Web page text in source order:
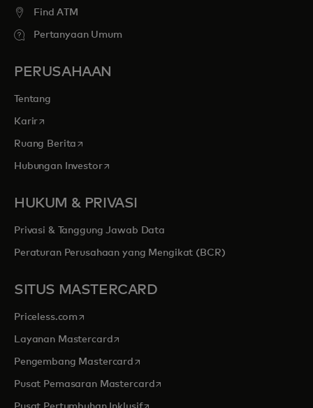
Find ATM
Pertanyaan Umum
PERUSAHAAN
Tentang
Kariropens in a new tab
Ruang Berita opens in a new tab
Hubungan Investoropens in a new tab
HUKUM & PRIVASI
Privasi & Tanggung Jawab Data
Peraturan Perusahaan yang Mengikat (BCR)
SITUS MASTERCARD
Priceless.com opens in a new tab
Layanan Mastercardopens in a new tab
Pengembang Mastercard opens in a new tab
Pusat Pemasaran Mastercardopens in a new tab
opens in a new tab